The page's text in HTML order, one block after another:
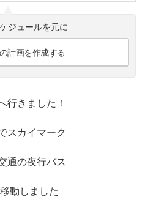
ジュールを元に
計画を作成する
行きました！
スカイマーク
通の夜行バス
動しました